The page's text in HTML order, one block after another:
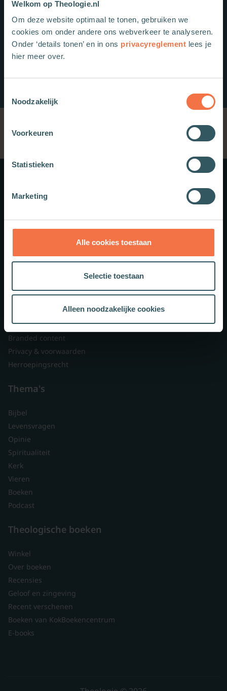
Welkom op Theologie.nl
Om deze website optimaal te tonen, gebruiken we
cookies om onder andere ons webverkeer te analyseren.
Onder ‘details tonen’ en in ons privacyreglement lees je
hier meer over.
Noodzakelijk
Voorkeuren
Statistieken
Marketing
Alle cookies toestaan
Selectie toestaan
Alleen noodzakelijke cookies
Nieuwsbrieven
Veelgestelde vragen
Contact
Branded content
Privacy & voorwaarden
Herroepingsrecht
Thema's
Bijbel
Levensvragen
Opinie
Spiritualiteit
Kerk
Vieren
Boeken
Podcast
Theologische boeken
Winkel
Over boeken
Recensies
Geloof en zingeving
Recent verschenen
Boeken van KokBoekencentrum
E-books